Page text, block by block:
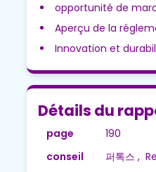
opportunité de
Aperçu de la
Innovation et
Détails du
page
190
conseil
퍼톡스 ,